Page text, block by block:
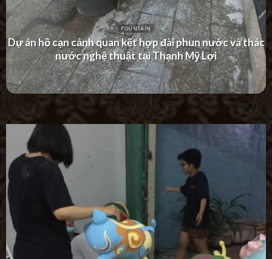
thác
FOUNTAIN
Dự án thác nước tường hiện đại tại Khu Dân Cư
Villa